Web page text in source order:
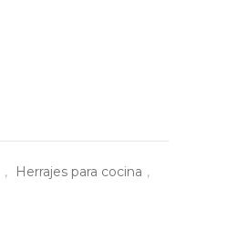
, Herrajes para cocina ,